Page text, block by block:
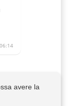
Lorquí,
h.
06:14
avere la